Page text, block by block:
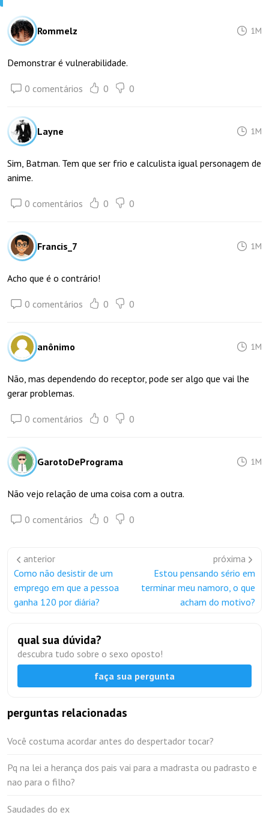
Rommelz 1M
Demonstrar é vulnerabilidade.
0 comentários 0 0
Layne 1M
Sim, Batman. Tem que ser frio e calculista igual personagem de
anime.
0 comentários 0 0
Francis_7 1M
Acho que é o contrário!
0 comentários 0 0
anônimo 1M
Não, mas dependendo do receptor, pode ser algo que vai lhe
gerar problemas.
0 comentários 0 0
GarotoDePrograma 1M
Não vejo relação de uma coisa com a outra.
0 comentários 0 0
anterior
Como não desistir de um
emprego em que a pessoa
ganha 120 por diária?
próxima
Estou pensando sério em
terminar meu namoro, o que
acham do motivo?
qual sua dúvida?
descubra tudo sobre o sexo oposto!
faça sua pergunta
perguntas relacionadas
Você costuma acordar antes do despertador tocar?
Pq na lei a herança dos pais vai para a madrasta ou padrasto e
nao para o filho?
Saudades do ex